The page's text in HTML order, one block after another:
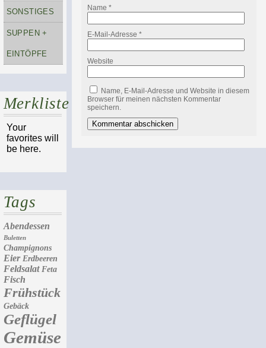
SONSTIGES
SUPPEN +
EINTÖPFE
Merkliste
Your
favorites will
be here.
Tags
Abendessen
Buletten
Champignons
Eier Erdbeeren
Feldsalat Feta
Fisch
Frühstück
Gebäck
Geflügel
Gemüse
Name*
E-Mail-Adresse*
Website
Name, E-Mail-Adresse und Website in diesem
Browser für meinen nächsten Kommentar
speichern.